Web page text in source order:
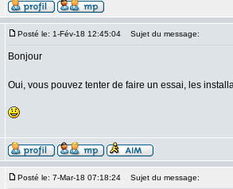
Posté le: 1-Fév-18 12:45:04 Sujet du message:
Bonjour
Oui, vous pouvez tenter de faire un essai, les
Posté le: 7-Mar-18 07:18:24 Sujet du message: